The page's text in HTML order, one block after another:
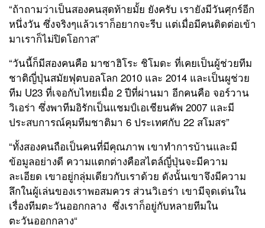
“ถ้าถามว่าเป็นสองคนสุดท้ายมั้ย ยังครับ เรายังมีวันศุกร์อีก
หนึ่งวัน ซึ่งจริงๆแล้วเราก็อยากจะรีบ แต่เมื่อมีคนติดต่อเข้า
มาเราก็ไม่ปิดโอกาส”
“วันนี้ก็มีสองคนคือ มาซาฮิโระ ชิโมดะ ที่เคยเป็นผู้ช่วยทีม
ชาติญี่ปุ่นสมัยฟุตบอลโลก 2010 และ 2014 และเป็นผูช่วย
ทีม U23 ที่เจอกับไทยเมื่อ 2ปีที่ผ่านมา อีกคนคือ จอร์วาน
วิเอร่า ซึ่งพาทีมอิรักเป็นแชมป์เอเชียนคัพ 2007 และมี
ประสบการณ์คุมทีมชาติมา 6 ประเทศกับ 22 สโมสร”
“ทั้งสองคนถือเป็นคนที่มีคุณภาพ เขาทำการบ้านและมี
ข้อมูลอย่างดี ความแตกต่างคือสไตล์ญี่ปุ่นจะมีความ
ละเอียด เขาอยู่กลุ่มเดียวกับเราด้วย ดังนั้นเขาจึงมีความ
ลึกในผู้เล่นของเราพอสมควร ส่วนวิเอร่า เขามีจุดเด่นใน
เรื่องทีมตะวันออกกลาง ซึ่งเราก็อยู่กับหลายทีมใน
ตะวันออกกลาง“